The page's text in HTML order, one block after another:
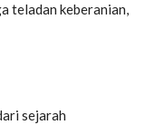
teladan keberanian,
sejarah